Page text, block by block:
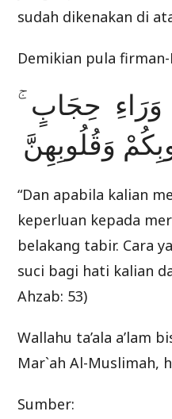
sudah dikenakan di
Demikian pula firman-
وَرَاءِ حِجَابٍ
وَقُلُوبِهِنَّ
“Dan apabila kalian
keperluan kepada
belakang tabir. Cara
suci bagi hati kalian
Ahzab: 53)
Wallahu ta’ala a’lam
Mar`ah Al-Muslimah,
Sumber: